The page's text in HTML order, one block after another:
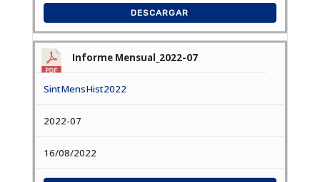
DESCARGAR
Informe Mensual_2022-07
SintMensHist2022
2022-07
16/08/2022